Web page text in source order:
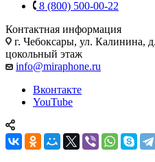
8 (800) 500-00-22
Контактная информация
г. Чебоксары, ул.
цокольный этаж
info@miraphone.ru
Вконтакте
YouTube